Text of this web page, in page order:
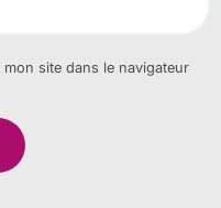
site dans le navigateur